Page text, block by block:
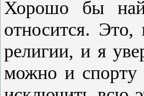
Хорошо бы
относится. Это,
религии, и я
можно и спорту